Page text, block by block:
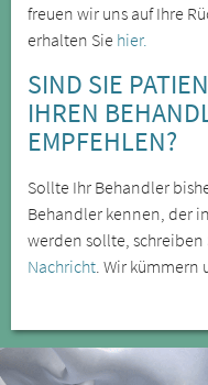
freuen wir uns auf Ihre
erhalten Sie hier.
SIND SIE
IHREN
EMPFEHLEN?
Sollte Ihr Behandler
Behandler kennen, der
werden sollte,
Nachricht. Wir kümmern